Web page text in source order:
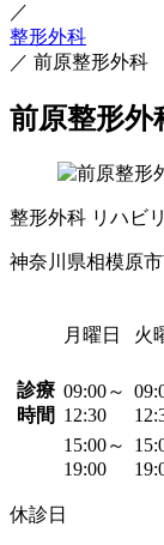
／
整形外科
／ 前原整形外科
前原整形外
整形外科 リハビ
神奈川県相模原
月曜日 火
診療
時間
09:00～
12:30
15:00～
19:00
休診日